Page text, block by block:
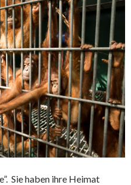
Sie haben ihre Heimat